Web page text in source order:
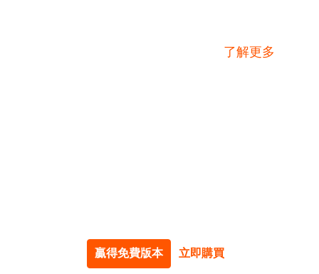
了解更多
贏得免費版本 立即購買